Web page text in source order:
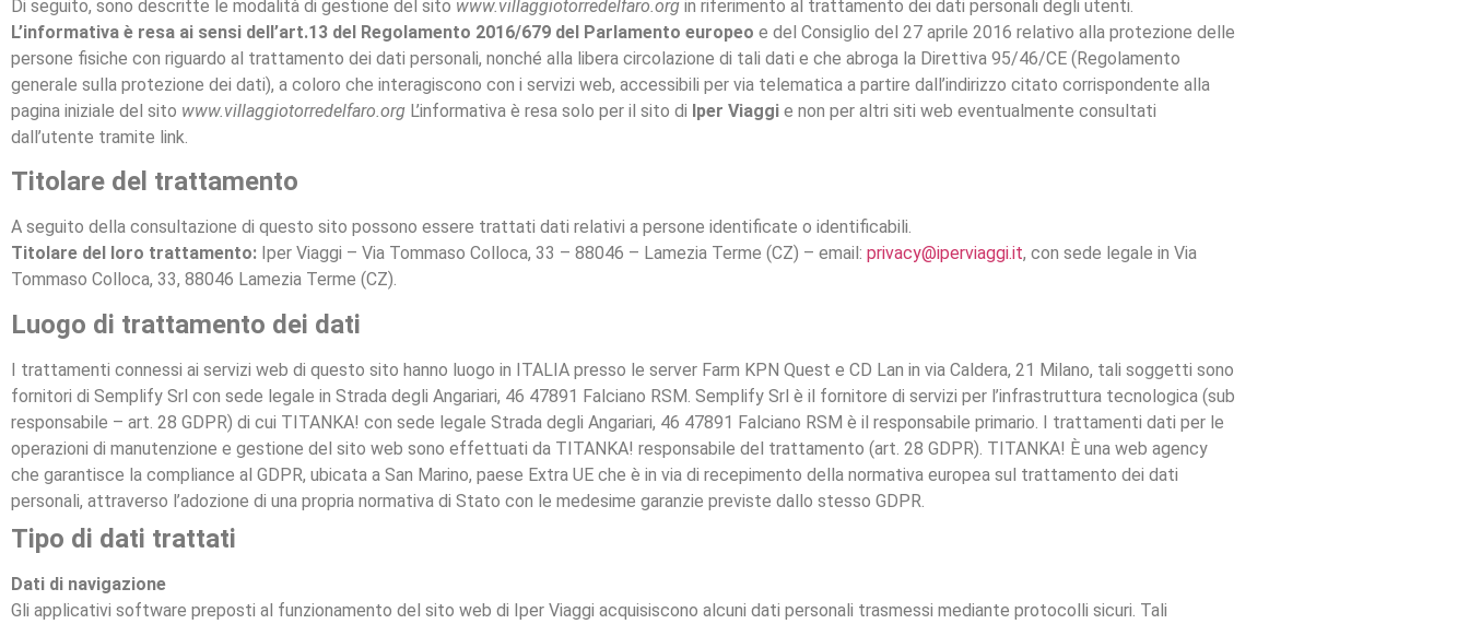
Di seguito, sono descritte le modalità di gestione del sito www.villaggiotorredelfaro.org in riferimento al trattamento dei dati personali degli utenti.
L’informativa è resa ai sensi dell’art.13 del Regolamento 2016/679 del Parlamento europeo e del Consiglio del 27 aprile 2016 relativo alla protezione delle
persone fisiche con riguardo al trattamento dei dati personali, nonché alla libera circolazione di tali dati e che abroga la Direttiva 95/46/CE (Regolamento
generale sulla protezione dei dati), a coloro che interagiscono con i servizi web, accessibili per via telematica a partire dall’indirizzo citato corrispondente alla
pagina iniziale del sito www.villaggiotorredelfaro.org L’informativa è resa solo per il sito di Iper Viaggi e non per altri siti web eventualmente consultati
dall’utente tramite link.
Titolare del trattamento
A seguito della consultazione di questo sito possono essere trattati dati relativi a persone identificate o identificabili.
Titolare del loro trattamento: Iper Viaggi – Via Tommaso Colloca, 33 – 88046 – Lamezia Terme (CZ) – email: privacy@iperviaggi.it, con sede legale in Via
Tommaso Colloca, 33, 88046 Lamezia Terme (CZ).
Luogo di trattamento dei dati
I trattamenti connessi ai servizi web di questo sito hanno luogo in ITALIA presso le server Farm KPN Quest e CD Lan in via Caldera, 21 Milano, tali soggetti sono
fornitori di Semplify Srl con sede legale in Strada degli Angariari, 46 47891 Falciano RSM. Semplify Srl è il fornitore di servizi per l’infrastruttura tecnologica (sub
responsabile – art. 28 GDPR) di cui TITANKA! con sede legale Strada degli Angariari, 46 47891 Falciano RSM è il responsabile primario. I trattamenti dati per le
operazioni di manutenzione e gestione del sito web sono effettuati da TITANKA! responsabile del trattamento (art. 28 GDPR). TITANKA! È una web agency
che garantisce la compliance al GDPR, ubicata a San Marino, paese Extra UE che è in via di recepimento della normativa europea sul trattamento dei dati
personali, attraverso l’adozione di una propria normativa di Stato con le medesime garanzie previste dallo stesso GDPR.
Tipo di dati trattati
Dati di navigazione
Gli applicativi software preposti al funzionamento del sito web di Iper Viaggi acquisiscono alcuni dati personali trasmessi mediante protocolli sicuri. Tali